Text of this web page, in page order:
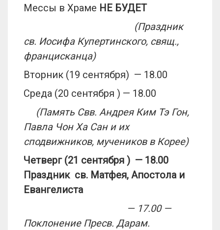
Мессы в Храме НЕ БУДЕТ
(Праздник
св. Иосифа Купертинского, свящ.,
францисканца)
Вторник (19 сентября) — 18.00
Среда (20 сентября ) — 18.00
(Память Свв. Андрея Ким Тэ Гон,
Павла Чон Ха Сан и их
сподвижников, мучеников в Корее)
Четверг (21 сентября ) — 18.00
Праздник св. Матфея, Апостола и
Евангелиста
— 17.00 —
Поклонение Пресв. Дарам.